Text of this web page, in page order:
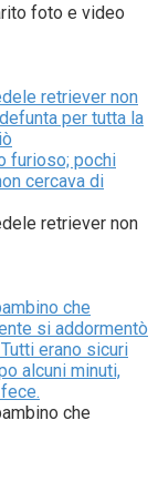
foto e video
retriever non
per tutta la
furioso; pochi
cercava di
retriever non
che
si addormentò
erano sicuri
alcuni minuti,
che